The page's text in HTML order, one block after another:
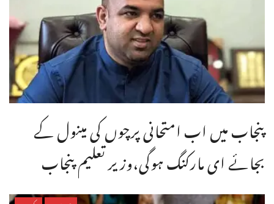
پنجاب میں اب امتحانی پرچوں کی مینول کے
بجائے ای مارکنگ ہوگی،وزیر تعلیم پنجاب